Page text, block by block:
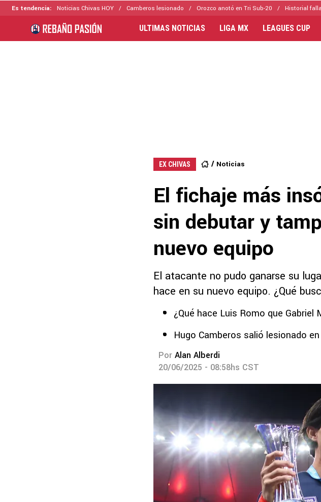
Es tendencia: Noticias Chivas HOY Camberos lesionado Orozco anotó en Tri Sub-20 Historial
ULTIMAS NOTICIAS LIGA MX LEAGUES CUP
EX CHIVAS Noticias
El fichaje más
sin debutar y
nuevo equipo
El atacante no pudo ganarse su
hace en su nuevo equipo. ¿Qué
¿Qué hace Luis Romo que
Hugo Camberos salió lesionado
Por Alan Alberdi
20/06/2025 - 08:58hs CST